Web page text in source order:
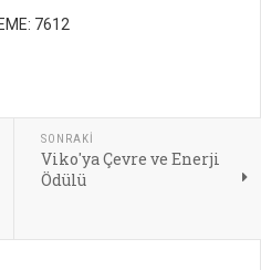
7612
SONRAKI
Viko'ya Çevre ve Enerji
Ödülü